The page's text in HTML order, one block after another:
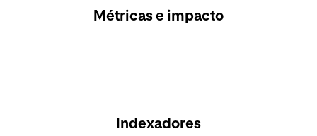
Métricas e impacto
Indexadores